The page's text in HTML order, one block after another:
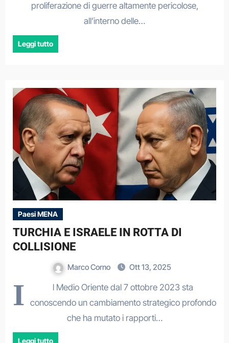
proliferazione di guerre altamente pericolose,
all’interno delle…
Leggi tutto
Paesi MENA
TURCHIA E ISRAELE IN ROTTA DI
COLLISIONE
Marco Corno Ott 13, 2025
I
l Medio Oriente dal 7 ottobre 2023 sta
conoscendo un cambiamento strategico profondo
che ha mutato i rapporti…
Leggi tutto